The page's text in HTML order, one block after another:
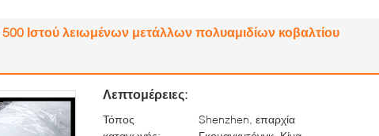
Ιστού λειωμένων μετάλλων πολυαμιδίων κοβαλτίου
Λεπτομέρειες:
Τόπος
Shenzhen, επαρχία